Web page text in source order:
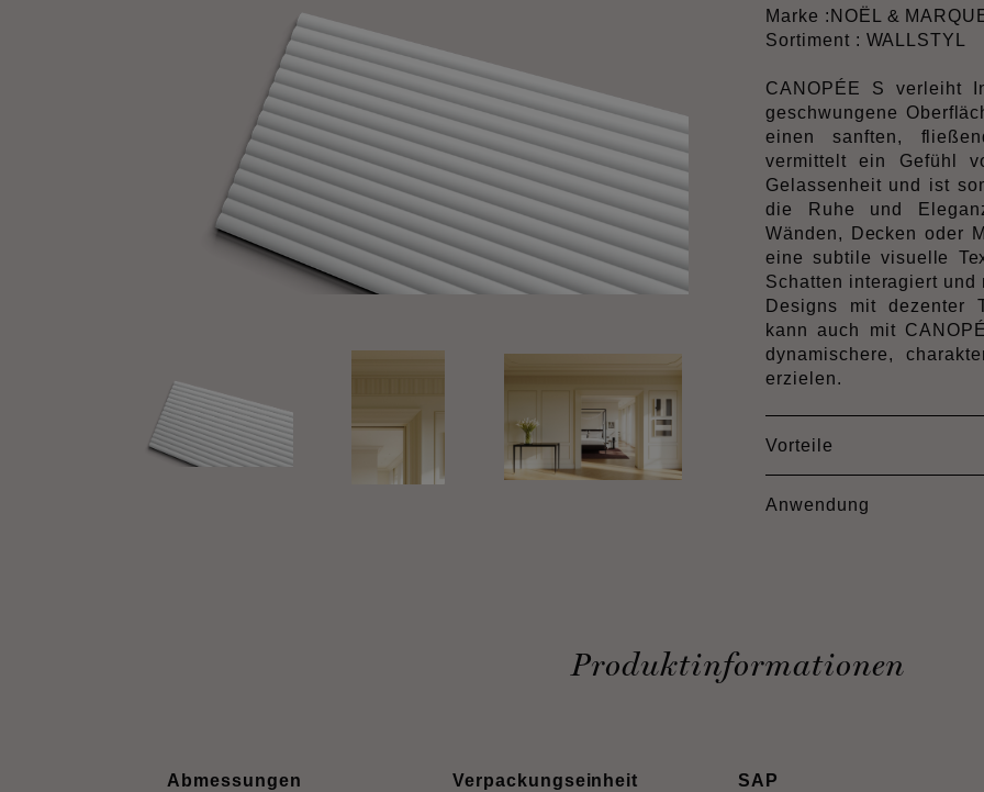
Marke : NOËL &
Sortiment : WALLSTYL
CANOPÉE S verleiht
geschwungene
einen sanften,
vermittelt ein Gefühl
Gelassenheit und ist
die Ruhe und
Wänden, Decken oder
eine subtile visuelle
Schatten interagiert
Designs mit dezenter
kann auch mit
dynamischere,
erzielen.
Vorteile
Anwendung
Produktinformationen
Abmessungen Verpackungseinheit SAP